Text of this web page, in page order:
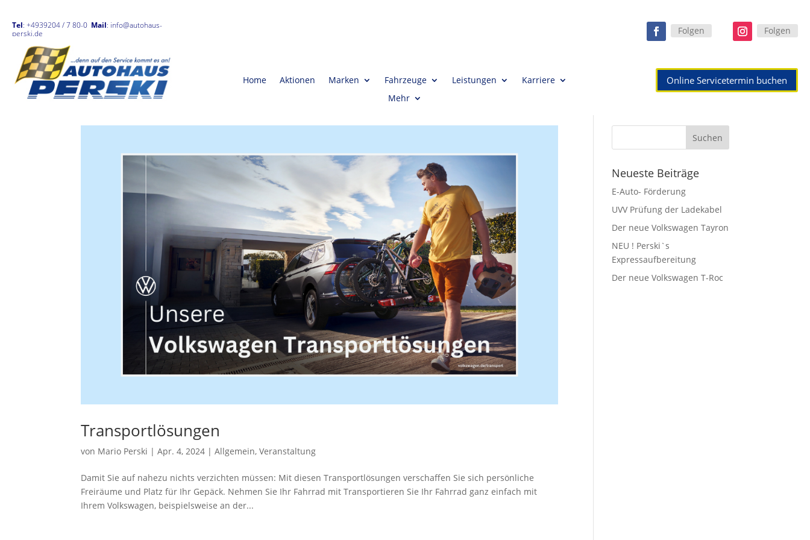
Tel: +4939204 / 7 80-0 Mail: info@autohaus-
perski.de
Home Aktionen Marken Fahrzeuge Leistungen
Karriere
Mehr
Folgen Folgen
Online Servicetermin buchen
Transportlösungen
von Mario Perski |Apr. 4, 2024 |Allgemein,Veranstaltung
Damit Sie auf nahezu nichts verzichten müssen: Mit diesen Transportlösungen verschaffen Sie sich persönliche
Freiräume und Platz für Ihr Gepäck. Nehmen Sie Ihr Fahrrad mit Transportieren Sie Ihr Fahrrad ganz einfach mit
Ihrem Volkswagen, beispielsweise an der...
Neueste Beiträge
E-Auto- Förderung
UVV Prüfung der Ladekabel
Der neue Volkswagen Tayron
NEU ! Perski`s
Expressaufbereitung
Der neue Volkswagen T-Roc